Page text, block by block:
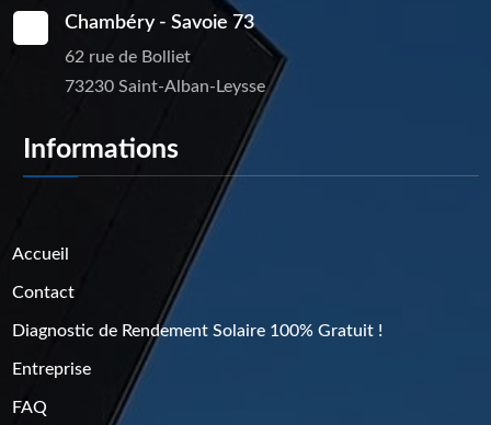
Chambéry - Savoie 73
62 rue de Bolliet
73230 Saint-Alban-Leysse
Informations
Accueil
Contact
Diagnostic de Rendement Solaire 100% Gratuit !
Entreprise
FAQ